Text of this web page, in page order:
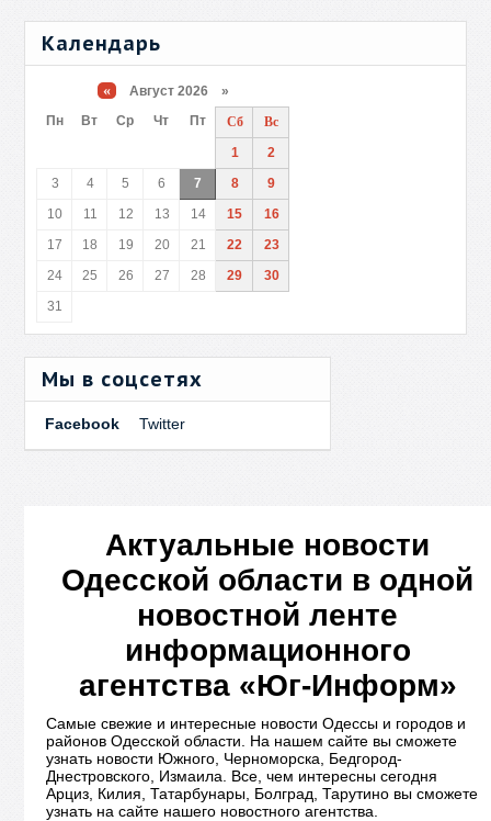
Календарь
« Август 2026 »
Пн
Вт Ср Чт Пт Сб
Вс
1
2
3
4 5 6 7 8
9
10
11 12 13 14 15
16
17
18 19 20 21 22
23
24
25 26 27 28 29
30
31
Мы в соцсетях
Facebook Twitter
Актуальные новости
Одесской области в одной
новостной ленте
информационного
агентства «Юг-Информ»
Самые свежие и интересные новости Одессы и городов и
районов Одесской области. На нашем сайте вы сможете
узнать новости Южного, Черноморска, Бедгород-
Днестровского, Измаила. Все, чем интересны сегодня
Арциз, Килия, Татарбунары, Болград, Тарутино вы сможете
узнать на сайте нашего новостного агентства.